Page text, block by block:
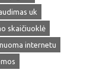
uk
skaičiuoklė
internetu